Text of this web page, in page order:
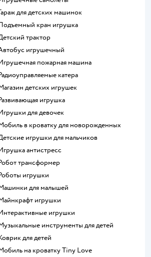
Гараж для детских машинок
Подъемный кран игрушка
Детский трактор
Автобус игрушечный
Игрушечная пожарная машина
Радиоуправляемые катера
Магазин детских игрушек
Развивающая игрушка
Игрушки для девочек
Мобиль в кроватку для новорожденных
Детские игрушки для мальчиков
Игрушка антистресс
Робот трансформер
Роботы игрушки
Машинки для малышей
Майнкрафт игрушки
Интерактивные игрушки
Музыкальные инструменты для детей
Коврик для детей
Мобиль на кроватку Tiny Love